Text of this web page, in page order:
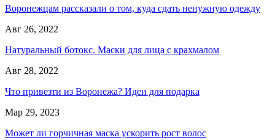
Воронежцам рассказали о том, куда сдать ненужную одежду
Авг 26, 2022
Натуральный ботокс. Маски для лица с крахмалом
Авг 28, 2022
Что привезти из Воронежа? Идеи для подарка
Мар 29, 2023
Может ли горчичная маска ускорить рост волос